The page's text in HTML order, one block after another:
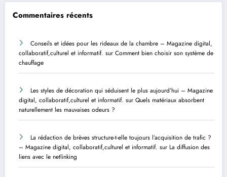
Commentaires récents
Conseils et idées pour les rideaux de la chambre – Magazine digital,
collaboratif,culturel et informatif. sur Comment bien choisir son système de
chauffage
Les styles de décoration qui séduisent le plus aujourd’hui – Magazine
digital, collaboratif,culturel et informatif. sur Quels matériaux absorbent
naturellement les mauvaises odeurs ?
La rédaction de brèves structure-t-elle toujours l’acquisition de trafic ?
– Magazine digital, collaboratif,culturel et informatif. sur La diffusion des
liens avec le netlinking